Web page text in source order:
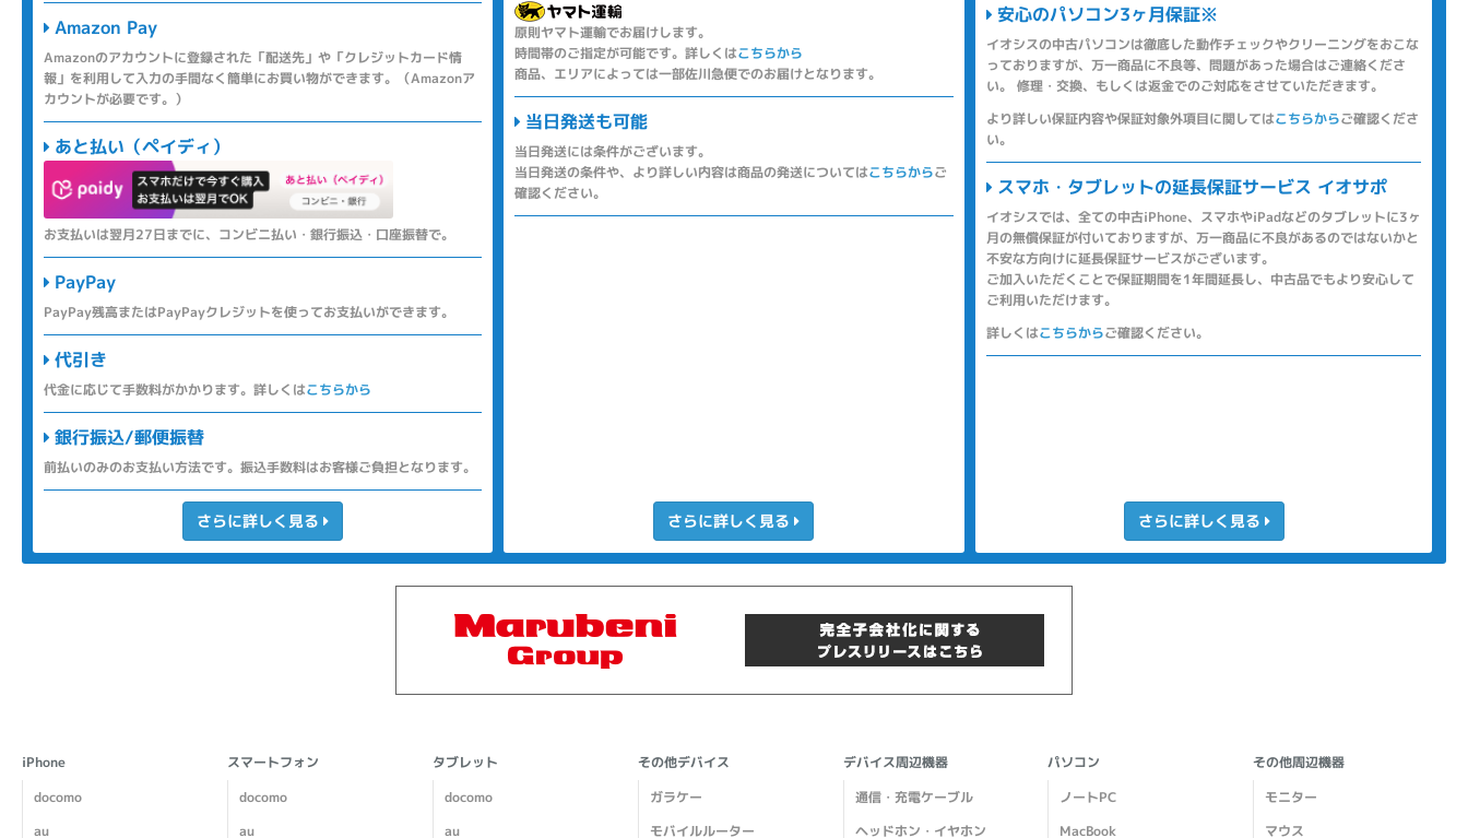
Amazon Pay
Amazonのアカウントに登録された「配送先」や「クレジットカード情
報」を利用して入力の手間なく簡単にお買い物ができます。（Amazonア
カウントが必要です。）
あと払い（ペイディ）
お支払いは翌月27日までに、コンビニ払い・銀行振込・口座振替で。
PayPay
PayPay残高またはPayPayクレジットを使ってお支払いができます。
代引き
代金に応じて手数料がかかります。詳しくはこちらから
銀行振込/郵便振替
前払いのみのお支払い方法です。振込手数料はお客様ご負担となります。
さらに詳しく見る
原則ヤマト運輸でお届けします。
時間帯のご指定が可能です。詳しくはこちらから
商品、エリアによっては一部佐川急便でのお届けとなります。
当日発送も可能
当日発送には条件がございます。
当日発送の条件や、より詳しい内容は商品の発送についてはこちらからご
確認ください。
さらに詳しく見る
安心のパソコン3ヶ月保証※
イオシスの中古パソコンは徹底した動作チェックやクリーニングをおこな
っておりますが、万一商品に不良等、問題があった場合はご連絡くださ
い。 修理・交換、もしくは返金でのご対応をさせていただきます。
より詳しい保証内容や保証対象外項目に関してはこちらからご確認くださ
い。
スマホ・タブレットの延長保証サービス イオサポ
イオシスでは、全ての中古iPhone、スマホやiPadなどのタブレットに3ヶ
月の無償保証が付いておりますが、万一商品に不良があるのではないかと
不安な方向けに延長保証サービスがございます。
ご加入いただくことで保証期間を1年間延長し、中古品でもより安心して
ご利用いただけます。
詳しくはこちらからご確認ください。
さらに詳しく見る
iPhone
docomo
au
スマートフォン
docomo
au
タブレット
docomo
au
その他デバイス
ガラケー
モバイルルーター
デバイス周辺機器
通信・充電ケーブル
ヘッドホン・イヤホン
パソコン
ノートPC
MacBook
その他周辺機器
モニター
マウス
商品検索